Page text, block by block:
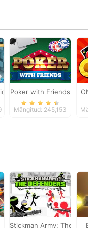
Poker with Friends
Mängitud: 245,153
Stickman Army: The